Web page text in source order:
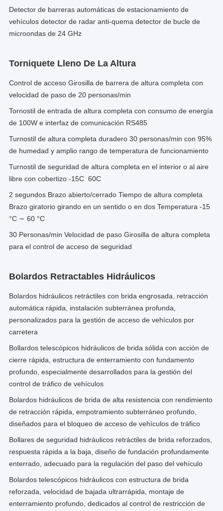
Detector de barreras automáticas de estacionamiento de
vehículos detector de radar anti-quema detector de bucle de
microondas de 24 GHz
Torniquete Lleno De La Altura
Control de acceso Girosilla de barrera de altura completa con
velocidad de paso de 20 personas/min
Tornostil de entrada de altura completa con consumo de energía
de 100W e interfaz de comunicación RS485
Turnostil de altura completa duradero 30 personas/min con 95%
de humedad y amplio rango de temperatura de funcionamiento
Turnostil de seguridad de altura completa en el interior o al aire
libre con cobertizo -15C ️ 60C
2 segundos Brazo abierto/cerrado Tiempo de altura completa
Brazo giratorio girando en un sentido o en dos Temperatura -15
°C ∼ 60 °C
30 Personas/min Velocidad de paso Girosilla de altura completa
para el control de acceso de seguridad
Bolardos Retractables Hidráulicos
Bolardos hidráulicos retráctiles con brida engrosada, retracción
automática rápida, instalación subterránea profunda,
personalizados para la gestión de acceso de vehículos por
carretera
Bollardos telescópicos hidráulicos de brida sólida con acción de
cierre rápida, estructura de enterramiento con fundamento
profundo, especialmente desarrollados para la gestión del
control de tráfico de vehículos
Bolardos hidráulicos de brida de alta resistencia con rendimiento
de retracción rápida, empotramiento subterráneo profundo,
diseñados para el bloqueo de acceso de vehículos de tráfico
Bollares de seguridad hidráulicos retráctiles de brida reforzados,
respuesta rápida a la baja, diseño de fundación profundamente
enterrado, adecuado para la regulación del paso del vehículo
Bolardos telescópicos hidráulicos con estructura de brida
reforzada, velocidad de bajada ultrarrápida, montaje de
enterramiento profundo, dedicados al control de restricción de